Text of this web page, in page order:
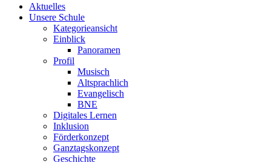
Aktuelles
Unsere Schule
Kategorieansicht
Einblick
Panoramen
Profil
Musisch
Altsprachlich
Evangelisch
BNE
Digitales Lernen
Inklusion
Förderkonzept
Ganztagskonzept
Geschichte